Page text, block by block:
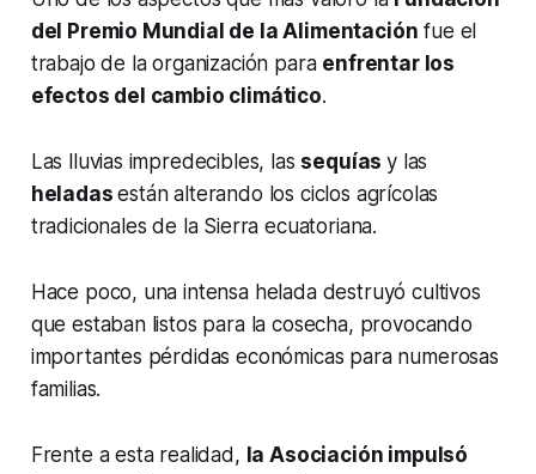
del Premio Mundial de la Alimentación fue el
trabajo de la organización para enfrentar los
efectos del cambio climático.
Las lluvias impredecibles, las sequíasy las
heladasestán alterando los ciclos agrícolas
tradicionales de la Sierra ecuatoriana.
Hace poco, una intensa helada destruyó cultivos
que estaban listos para la cosecha, provocando
importantes pérdidas económicas para numerosas
familias.
Frente a esta realidad, la Asociación impulsó